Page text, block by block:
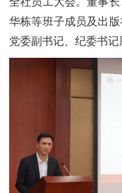
全社员工大会。董事
华栋等班子成员及出
党委副书记、纪委书记